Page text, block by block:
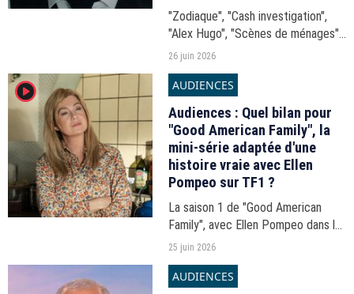
"Zodiaque", "Cash investigation",
"Alex Hugo", "Scènes de ménages"...
Les audiences de la soirée du jeudi
26 juin 2026
player2 AUDIENCES
Audiences : Quel bilan pour
"Good American Family", la
mini-série adaptée d'une
histoire vraie avec Ellen
Pompeo sur TF1 ?
La saison 1 de "Good American
Family", avec Ellen Pompeo dans le
rôle principal, a pris fin ce mercredi
bilan d'audiences.
25 juin 2026
AUDIENCES